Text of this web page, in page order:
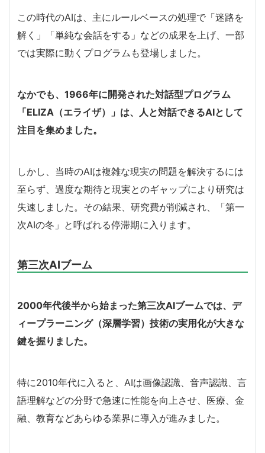
この時代のAIは、主にルールベースの処理で「迷路を
解く」「単純な会話をする」などの成果を上げ、一部
では実際に動くプログラムも登場しました。
なかでも、1966年に開発された対話型プログラム
「ELIZA（エライザ）」は、人と対話できるAIとして
注目を集めました。
しかし、当時のAIは複雑な現実の問題を解決するには
至らず、過度な期待と現実とのギャップにより研究は
失速しました。その結果、研究費が削減され、「第一
次AIの冬」と呼ばれる停滞期に入ります。
第三次AIブーム
2000年代後半から始まった第三次AIブームでは、デ
ィープラーニング（深層学習）技術の実用化が大きな
鍵を握りました。
特に2010年代に入ると、AIは画像認識、音声認識、言
語理解などの分野で急速に性能を向上させ、医療、金
融、教育などあらゆる業界に導入が進みました。